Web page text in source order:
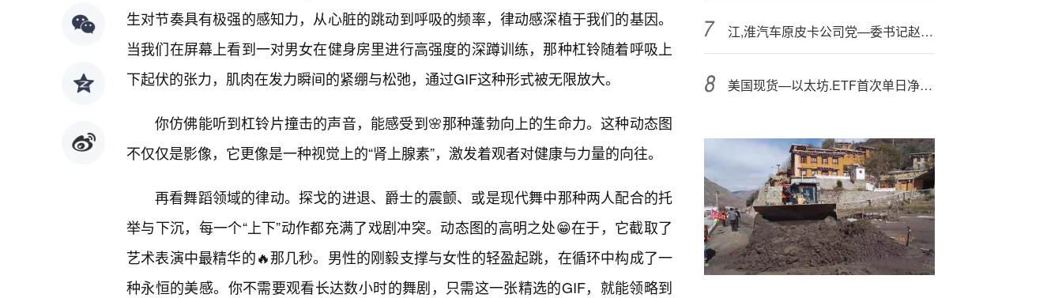
生对节奏具有极强的感知力，从心脏的跳动到呼吸的频率，律动感深植于我们的基因。
当我们在屏幕上看到一对男女在健身房里进行高强度的深蹲训练，那种杠铃随着呼吸上
下起伏的张力，肌肉在发力瞬间的紧绷与松弛，通过GIF这种形式被无限放大。
你仿佛能听到杠铃片撞击的声音，能感受到🌸那种蓬勃向上的生命力。这种动态图
不仅仅是影像，它更像是一种视觉上的“肾上腺素”，激发着观者对健康与力量的向往。
再看舞蹈领域的律动。探戈的进退、爵士的震颤、或是现代舞中那种两人配合的托
举与下沉，每一个“上下”动作都充满了戏剧冲突。动态图的高明之处😁在于，它截取了
艺术表演中最精华的🔥那几秒。男性的刚毅支撑与女性的轻盈起跳，在循环中构成了一
种永恒的美感。你不需要观看长达数小时的舞剧，只需这一张精选的GIF，就能领略到
江,淮汽车原皮卡公司党—委书记赵涛被查
美国现货—以太坊.ETF首次单日净流入超10亿美元 累计净流入破百亿